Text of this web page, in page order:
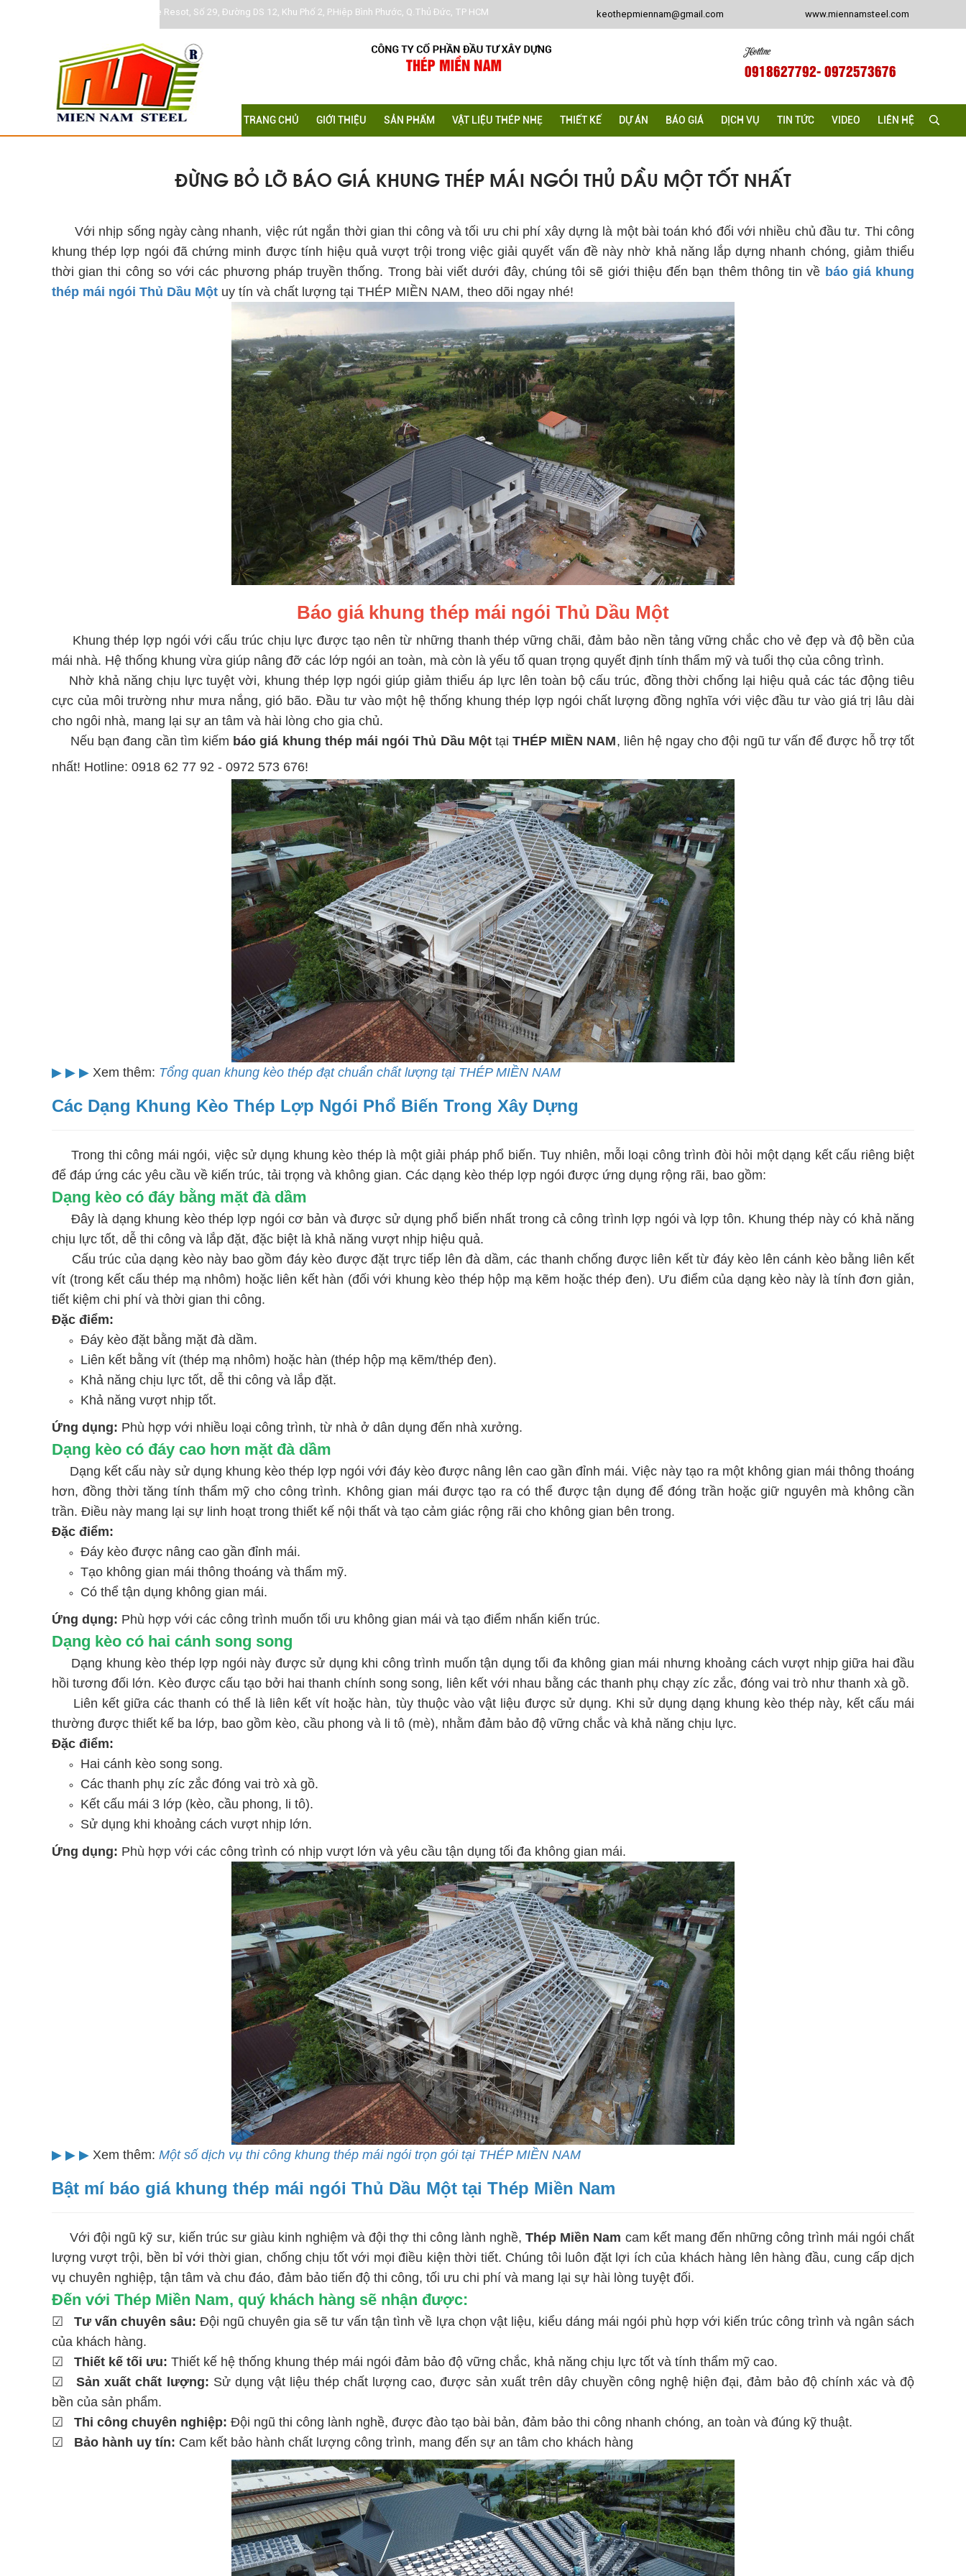
Khu DC Jamona Home Resot, Số 29, Đường DS 12, Khu Phố 2, P.Hiệp Bình Phước, Q.Thủ Đức, TP HCM keothepmiennam@gmail.com www.miennamsteel.com
Hotline
0918627792- 0972573676
TRANG CHỦ GIỚI THIỆU SẢN PHẨM VẬT LIỆU THÉP NHẸ THIẾT KẾ DỰ ÁN BÁO GIÁ DỊCH VỤ TIN TỨC VIDEO LIÊN HỆ
ĐỪNG BỎ LỠ BÁO GIÁ KHUNG THÉP MÁI NGÓI THỦ DẦU MỘT TỐT NHẤT
Với nhịp sống ngày càng nhanh, việc rút ngắn thời gian thi công và tối ưu chi phí xây dựng là một bài toán khó đối với nhiều chủ đầu tư. Thi công
khung thép lợp ngói đã chứng minh được tính hiệu quả vượt trội trong việc giải quyết vấn đề này nhờ khả năng lắp dựng nhanh chóng, giảm thiểu
thời gian thi công so với các phương pháp truyền thống. Trong bài viết dưới đây, chúng tôi sẽ giới thiệu đến bạn thêm thông tin về báo giá khung
thép mái ngói Thủ Dầu Một uy tín và chất lượng tại THÉP MIỀN NAM, theo dõi ngay nhé!
Báo giá khung thép mái ngói Thủ Dầu Một
Khung thép lợp ngói với cấu trúc chịu lực được tạo nên từ những thanh thép vững chãi, đảm bảo nền tảng vững chắc cho vẻ đẹp và độ bền của
mái nhà. Hệ thống khung vừa giúp nâng đỡ các lớp ngói an toàn, mà còn là yếu tố quan trọng quyết định tính thẩm mỹ và tuổi thọ của công trình.
Nhờ khả năng chịu lực tuyệt vời, khung thép lợp ngói giúp giảm thiểu áp lực lên toàn bộ cấu trúc, đồng thời chống lại hiệu quả các tác động tiêu
cực của môi trường như mưa nắng, gió bão. Đầu tư vào một hệ thống khung thép lợp ngói chất lượng đồng nghĩa với việc đầu tư vào giá trị lâu dài
cho ngôi nhà, mang lại sự an tâm và hài lòng cho gia chủ.
Nếu bạn đang cần tìm kiếm báo giá khung thép mái ngói Thủ Dầu MộttạiTHÉP MIỀN NAM, liên hệ ngay cho đội ngũ tư vấn để được hỗ trợ tốt
nhất! Hotline: 0918 62 77 92 - 0972 573 676!
▶ ▶ ▶ Xem thêm: Tổng quan khung kèo thép đạt chuẩn chất lượng tại THÉP MIỀN NAM
Các Dạng Khung Kèo Thép Lợp Ngói Phổ Biến Trong Xây Dựng
Trong thi công mái ngói, việc sử dụng khung kèo thép là một giải pháp phổ biến. Tuy nhiên, mỗi loại công trình đòi hỏi một dạng kết cấu riêng biệt
để đáp ứng các yêu cầu về kiến trúc, tải trọng và không gian. Các dạng kèo thép lợp ngói được ứng dụng rộng rãi, bao gồm:
Dạng kèo có đáy bằng mặt đà dầm
Đây là dạng khung kèo thép lợp ngói cơ bản và được sử dụng phổ biến nhất trong cả công trình lợp ngói và lợp tôn. Khung thép này có khả năng
chịu lực tốt, dễ thi công và lắp đặt, đặc biệt là khả năng vượt nhịp hiệu quả.
Cấu trúc của dạng kèo này bao gồm đáy kèo được đặt trực tiếp lên đà dầm, các thanh chống được liên kết từ đáy kèo lên cánh kèo bằng liên kết
vít (trong kết cấu thép mạ nhôm) hoặc liên kết hàn (đối với khung kèo thép hộp mạ kẽm hoặc thép đen). Ưu điểm của dạng kèo này là tính đơn giản,
tiết kiệm chi phí và thời gian thi công.
Đặc điểm:
Đáy kèo đặt bằng mặt đà dầm.
Liên kết bằng vít (thép mạ nhôm) hoặc hàn (thép hộp mạ kẽm/thép đen).
Khả năng chịu lực tốt, dễ thi công và lắp đặt.
Khả năng vượt nhịp tốt.
Ứng dụng: Phù hợp với nhiều loại công trình, từ nhà ở dân dụng đến nhà xưởng.
Dạng kèo có đáy cao hơn mặt đà dầm
Dạng kết cấu này sử dụng khung kèo thép lợp ngói với đáy kèo được nâng lên cao gần đỉnh mái. Việc này tạo ra một không gian mái thông thoáng
hơn, đồng thời tăng tính thẩm mỹ cho công trình. Không gian mái được tạo ra có thể được tận dụng để đóng trần hoặc giữ nguyên mà không cần
trần. Điều này mang lại sự linh hoạt trong thiết kế nội thất và tạo cảm giác rộng rãi cho không gian bên trong.
Đặc điểm:
Đáy kèo được nâng cao gần đỉnh mái.
Tạo không gian mái thông thoáng và thẩm mỹ.
Có thể tận dụng không gian mái.
Ứng dụng: Phù hợp với các công trình muốn tối ưu không gian mái và tạo điểm nhấn kiến trúc.
Dạng kèo có hai cánh song song
Dạng khung kèo thép lợp ngói này được sử dụng khi công trình muốn tận dụng tối đa không gian mái nhưng khoảng cách vượt nhịp giữa hai đầu
hồi tương đối lớn. Kèo được cấu tạo bởi hai thanh chính song song, liên kết với nhau bằng các thanh phụ chạy zíc zắc, đóng vai trò như thanh xà gồ.
Liên kết giữa các thanh có thể là liên kết vít hoặc hàn, tùy thuộc vào vật liệu được sử dụng. Khi sử dụng dạng khung kèo thép này, kết cấu mái
thường được thiết kế ba lớp, bao gồm kèo, cầu phong và li tô (mè), nhằm đảm bảo độ vững chắc và khả năng chịu lực.
Đặc điểm:
Hai cánh kèo song song.
Các thanh phụ zíc zắc đóng vai trò xà gồ.
Kết cấu mái 3 lớp (kèo, cầu phong, li tô).
Sử dụng khi khoảng cách vượt nhịp lớn.
Ứng dụng: Phù hợp với các công trình có nhịp vượt lớn và yêu cầu tận dụng tối đa không gian mái.
▶ ▶ ▶ Xem thêm: Một số dịch vụ thi công khung thép mái ngói trọn gói tại THÉP MIỀN NAM
Bật mí báo giá khung thép mái ngói Thủ Dầu Một tại Thép Miền Nam
Với đội ngũ kỹ sư, kiến trúc sư giàu kinh nghiệm và đội thợ thi công lành nghề,Thép Miền Nam cam kết mang đến những công trình mái ngói chất
lượng vượt trội, bền bỉ với thời gian, chống chịu tốt với mọi điều kiện thời tiết. Chúng tôi luôn đặt lợi ích của khách hàng lên hàng đầu, cung cấp dịch
vụ chuyên nghiệp, tận tâm và chu đáo, đảm bảo tiến độ thi công, tối ưu chi phí và mang lại sự hài lòng tuyệt đối.
Đến với Thép Miền Nam, quý khách hàng sẽ nhận được:
☑Tư vấn chuyên sâu:Đội ngũ chuyên gia sẽ tư vấn tận tình về lựa chọn vật liệu, kiểu dáng mái ngói phù hợp với kiến trúc công trình và ngân sách
của khách hàng.
☑ Thiết kế tối ưu: Thiết kế hệ thống khung thép mái ngói đảm bảo độ vững chắc, khả năng chịu lực tốt và tính thẩm mỹ cao.
☑Sản xuất chất lượng: Sử dụng vật liệu thép chất lượng cao, được sản xuất trên dây chuyền công nghệ hiện đại, đảm bảo độ chính xác và độ
bền của sản phẩm.
☑ Thi công chuyên nghiệp: Đội ngũ thi công lành nghề, được đào tạo bài bản, đảm bảo thi công nhanh chóng, an toàn và đúng kỹ thuật.
☑ Bảo hành uy tín: Cam kết bảo hành chất lượng công trình, mang đến sự an tâm cho khách hàng